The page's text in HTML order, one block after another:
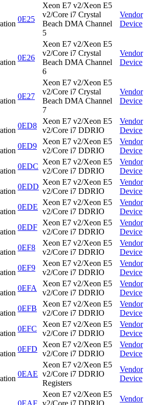
0E25
Xeon E7 v2/Xeon E5
v2/Core i7 Crystal
Beach DMA Channel
5
Vendor
Device
0E26
Xeon E7 v2/Xeon E5
v2/Core i7 Crystal
Beach DMA Channel
6
Vendor
Device
0E27
Xeon E7 v2/Xeon E5
v2/Core i7 Crystal
Beach DMA Channel
7
Vendor
Device
0ED8
Xeon E7 v2/Xeon E5
v2/Core i7 DDRIO
Vendor
Device
0ED9
Xeon E7 v2/Xeon E5
v2/Core i7 DDRIO
Vendor
Device
0EDC
Xeon E7 v2/Xeon E5
v2/Core i7 DDRIO
Vendor
Device
0EDD
Xeon E7 v2/Xeon E5
v2/Core i7 DDRIO
Vendor
Device
0EDE
Xeon E7 v2/Xeon E5
v2/Core i7 DDRIO
Vendor
Device
0EDF
Xeon E7 v2/Xeon E5
v2/Core i7 DDRIO
Vendor
Device
0EF8
Xeon E7 v2/Xeon E5
v2/Core i7 DDRIO
Vendor
Device
0EF9
Xeon E7 v2/Xeon E5
v2/Core i7 DDRIO
Vendor
Device
0EFA
Xeon E7 v2/Xeon E5
v2/Core i7 DDRIO
Vendor
Device
0EFB
Xeon E7 v2/Xeon E5
v2/Core i7 DDRIO
Vendor
Device
0EFC
Xeon E7 v2/Xeon E5
v2/Core i7 DDRIO
Vendor
Device
0EFD
Xeon E7 v2/Xeon E5
v2/Core i7 DDRIO
Vendor
Device
0EAE
Xeon E7 v2/Xeon E5
v2/Core i7 DDRIO
Registers
Vendor
Device
0EAF
Xeon E7 v2/Xeon E5
v2/Core i7 DDRIO
Vendor